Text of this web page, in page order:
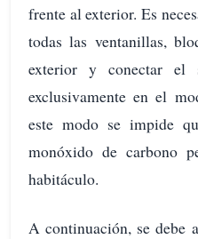
frente al exterior. Es
todas las ventanillas,
exterior y conectar el
exclusivamente en el
este modo se impide
monóxido de carbono
habitáculo.
A continuación, se debe